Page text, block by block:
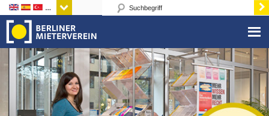
Sprachen